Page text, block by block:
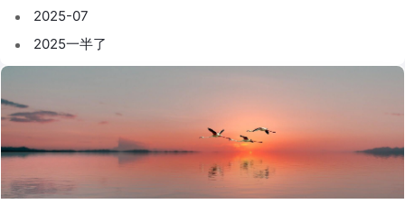
2025-07
2025一半了